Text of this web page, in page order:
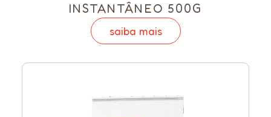
INSTANTÂNEO 500G
saiba mais